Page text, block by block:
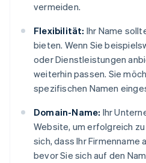
vermeiden.
Flexibilität: Ihr Name
bieten. Wenn Sie
oder Dienstleistungen
weiterhin passen. Sie
spezifischen Namen
Domain-Name: Ihr
Website, um erfolgreich
sich, dass Ihr Firmenname
bevor Sie sich auf den